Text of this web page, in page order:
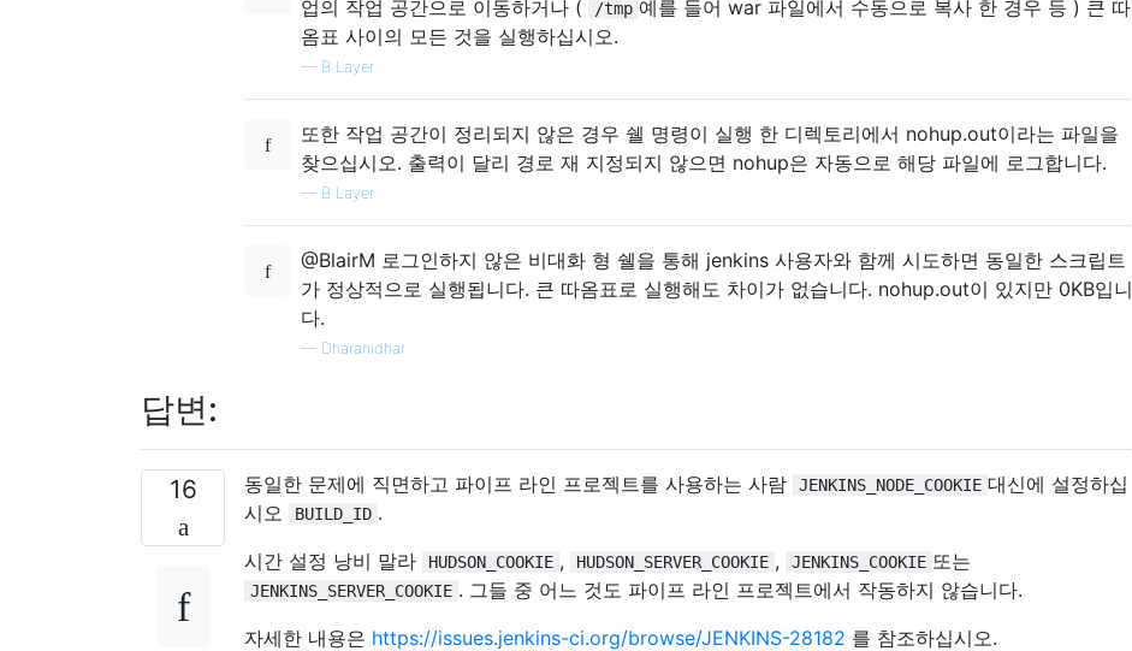
업의 작업 공간으로 이동하거나 (
/tmp 예를 들어 war 파일에서 수동으로 복사 한 경우 등 ) 큰 따
옴표 사이의 모든 것을 실행하십시오.
— B Layer
또한 작업 공간이 정리되지 않은 경우 쉘 명령이 실행 한 디렉토리에서 nohup.out이라는 파일을
찾으십시오. 출력이 달리 경로 재 지정되지 않으면 nohup은 자동으로 해당 파일에 로그합니다.
— B Layer
@BlairM 로그인하지 않은 비대화 형 쉘을 통해 jenkins 사용자와 함께 시도하면 동일한 스크립트
가 정상적으로 실행됩니다. 큰 따옴표로 실행해도 차이가 없습니다. nohup.out이 있지만 0KB입니
다.
— Dharanidhar
답변:
16 동일한 문제에 직면하고 파이프 라인 프로젝트를 사용하는 사람 JENKINS_NODE_COOKIE 대신에 설정하십
시오
BUILD_ID .
시간 설정 낭비 말라
HUDSON_COOKIE , HUDSON_SERVER_COOKIE , JENKINS_COOKIE 또는
JENKINS_SERVER_COOKIE . 그들 중 어느 것도 파이프 라인 프로젝트에서 작동하지 않습니다.
자세한 내용은 https://issues.jenkins-ci.org/browse/JENKINS-28182 를 참조하십시오.